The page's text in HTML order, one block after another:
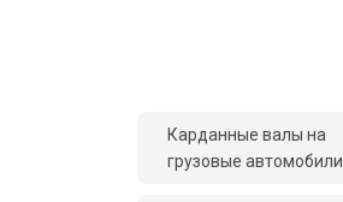
Карданные валы на
грузовые автомобили